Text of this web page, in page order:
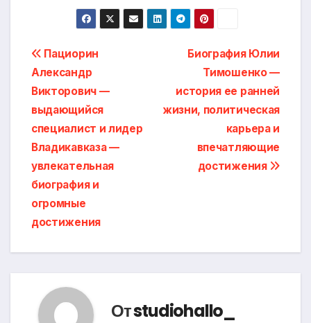
Навигация
по
записям
Биография Юлии
Тимошенко —
история ее ранней
жизни, политическая
карьера и
впечатляющие
достижения
Пациорин
Александр
Викторович —
выдающийся
специалист и лидер
Владикавказа —
увлекательная
биография и
огромные
достижения
Отstudiohallo_